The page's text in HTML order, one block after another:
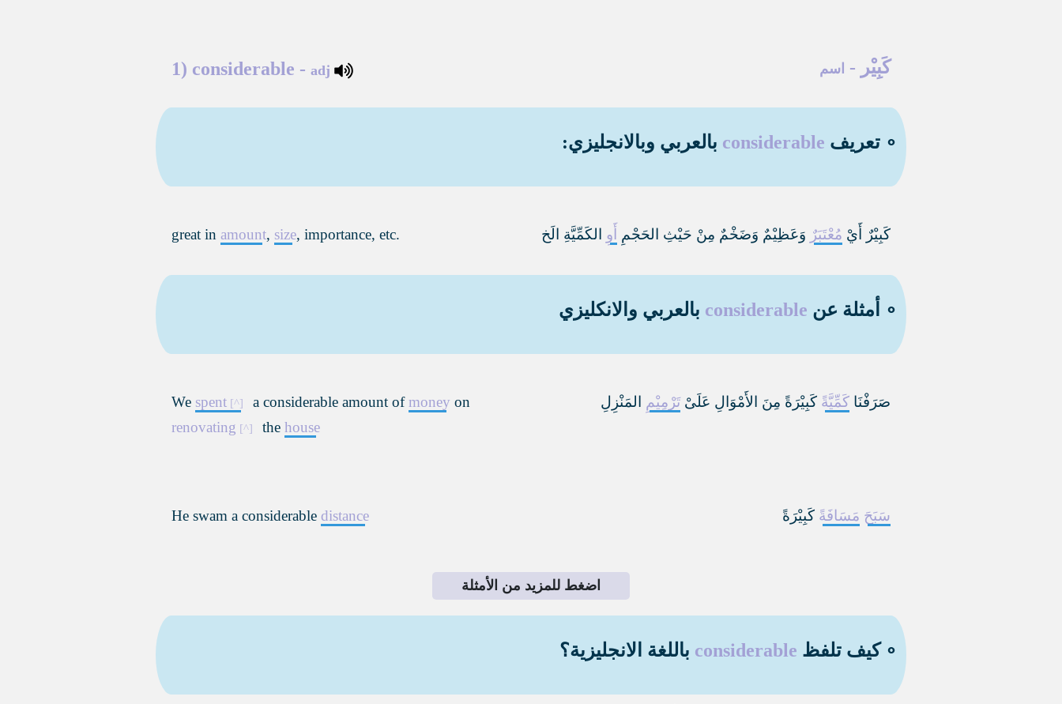
كَبِيْر - اسم 1) considerable - adj
∘ تعريف considerable بالعربي وبالانجليزي:
كَبِيْرٌ أَيْ مُعْتَبَرٌ وَعَظِيْمٌ وَضَخْمٌ مِنْ حَيْثِ الحَجْمِ أَوِ الكَمِّيَّةِ الَخ ​great in amount, size, importance, etc.
∘ أمثلة عن considerable بالعربي والانكليزي
صَرَفْنَا كَمِّيَّةً كَبِيْرَةً مِنَ الأَمْوَالِ عَلَىْ تَرْمِيْمِ المَنْزِلِ We spent a considerable amount ofmoney on
renovating
the house
سَبَحَ مَسَافَةً كَبِيْرَةً He swam a considerable distance
اضغط للمزيد من الأمثلة
∘ كيف تلفظ considerable باللغة الانجليزية؟